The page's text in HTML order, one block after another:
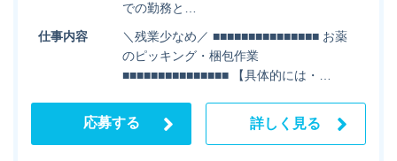
での勤務と…
仕事内容
＼残業少なめ／ ■■■■■■■■■■■■■■■ お薬
のピッキング・梱包作業
■■■■■■■■■■■■■■■ 【具体的には・…
応募する 詳しく見る